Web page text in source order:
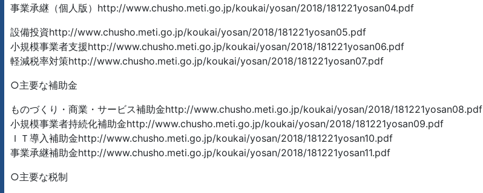
事業承継（個人版）http://www.chusho.meti.go.jp/koukai/yosan/2018/181221yosan04.pdf
設備投資http://www.chusho.meti.go.jp/koukai/yosan/2018/181221yosan05.pdf
小規模事業者支援http://www.chusho.meti.go.jp/koukai/yosan/2018/181221yosan06.pdf
軽減税率対策http://www.chusho.meti.go.jp/koukai/yosan/2018/181221yosan07.pdf
○主要な補助金
ものづくり・商業・サービス補助金http://www.chusho.meti.go.jp/koukai/yosan/2018/181221yosan08.pdf
小規模事業者持続化補助金http://www.chusho.meti.go.jp/koukai/yosan/2018/181221yosan09.pdf
ＩＴ導入補助金http://www.chusho.meti.go.jp/koukai/yosan/2018/181221yosan10.pdf
事業承継補助金http://www.chusho.meti.go.jp/koukai/yosan/2018/181221yosan11.pdf
○主要な税制